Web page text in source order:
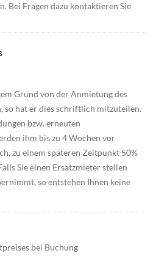
Bei Fragen dazu kontaktieren Sie
Grund von der Anmietung des
so hat er dies schriftlich mitzuteilen.
bzw. erneuten
ihm bis zu 4 Wochen vor
zu einem späteren Zeitpunkt 50%
Sie einen Ersatzmieter stellen
so entstehen Ihnen keine
bei Buchung